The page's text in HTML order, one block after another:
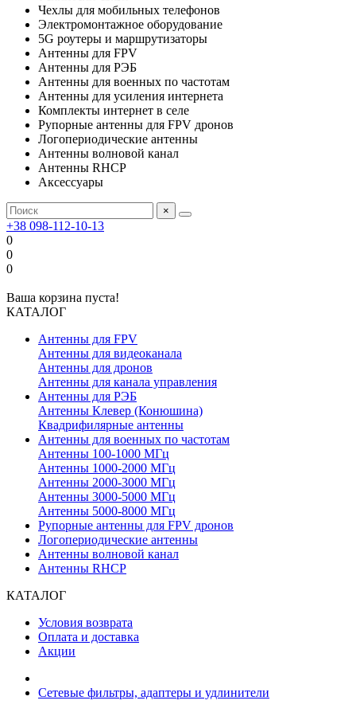
Чехлы для мобильных телефонов
Электромонтажное оборудование
5G роутеры и маршрутизаторы
Антенны для FPV
Антенны для РЭБ
Антенны для военных по частотам
Антенны для усиления интернета
Комплекты интернет в селе
Рупорные антенны для FPV дронов
Логопериодические антенны
Антенны волновой канал
Антенны RHCP
Аксессуары
×
+38 098-112-10-13
0
0
0
Ваша корзина пуста!
КАТАЛОГ
Антенны для FPV
Антенны для видеоканала
Антенны для дронов
Антенны для канала управления
Антенны для РЭБ
Антенны Клевер (Конюшина)
Квадрифилярные антенны
Антенны для военных по частотам
Антенны 100-1000 МГц
Антенны 1000-2000 МГц
Антенны 2000-3000 МГц
Антенны 3000-5000 МГц
Антенны 5000-8000 МГц
Рупорные антенны для FPV дронов
Логопериодические антенны
Антенны волновой канал
Антенны RHCP
КАТАЛОГ
Условия возврата
Оплата и доставка
Акции
Сетевые фильтры, адаптеры и удлинители